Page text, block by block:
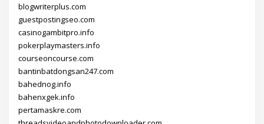
blogwriterplus.com
guestpostingseo.com
casinogambitpro.info
pokerplaymasters.info
courseoncourse.com
bantinbatdongsan247.com
bahednog.info
bahenxgek.info
pertamaskre.com